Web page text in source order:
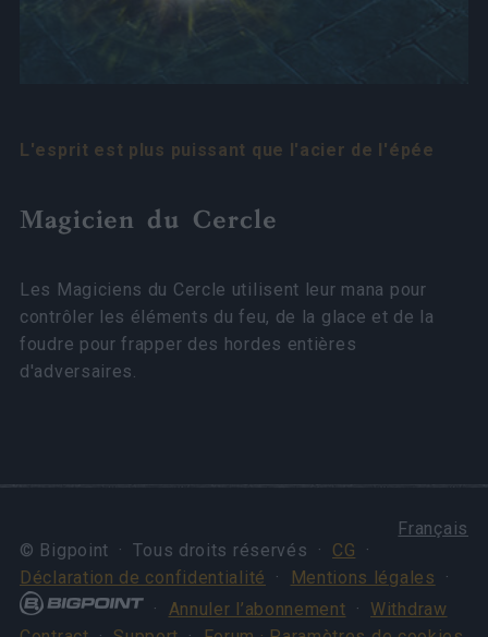
L'esprit est plus puissant que l'acier de l'épée
Magicien du Cercle
Les Magiciens du Cercle utilisent leur mana pour
contrôler les éléments du feu, de la glace et de la
foudre pour frapper des hordes entières
d'adversaires.
Français
© Bigpoint · Tous droits réservés · CG ·
Déclaration de confidentialité
· Mentions légales ·
· Annuler l’abonnement · Withdraw